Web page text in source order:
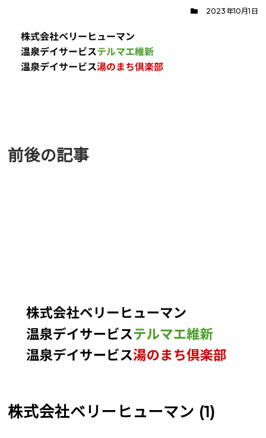
2023年10月1日
前後の記事
株式会社ベリーヒューマン (1)